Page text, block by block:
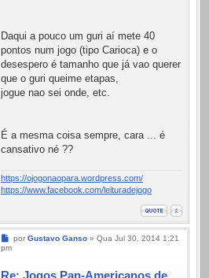
Daqui a pouco um guri aí mete 40
pontos num jogo (tipo Carioca) e o
desespero é tamanho que já vao querer
que o guri queime etapas,
jogue nao sei onde, etc.
É a mesma coisa sempre, cara ... é
cansativo né ??
https://ojogonaopara.wordpress.com/
https://www.facebook.com/leituradejogo
Mensagem
por Gustavo Ganso» Qua Jul 30, 2014 1:21
pm